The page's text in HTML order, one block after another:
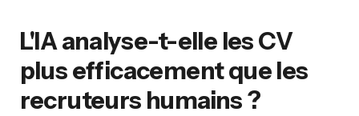
L'IA analyse-t-elle les CV
plus efficacement que les
recruteurs humains ?